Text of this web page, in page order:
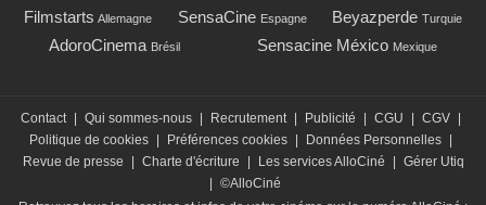
Filmstarts Allemagne SensaCine Espagne Beyazperde Turquie
AdoroCinema Brésil Sensacine México Mexique
Contact | Qui sommes-nous | Recrutement | Publicité | CGU | CGV |
Politique de cookies | Préférences cookies | Données Personnelles |
Revue de presse
| Charte d'écriture | Les services AlloCiné | Gérer Utiq
| ©AlloCiné